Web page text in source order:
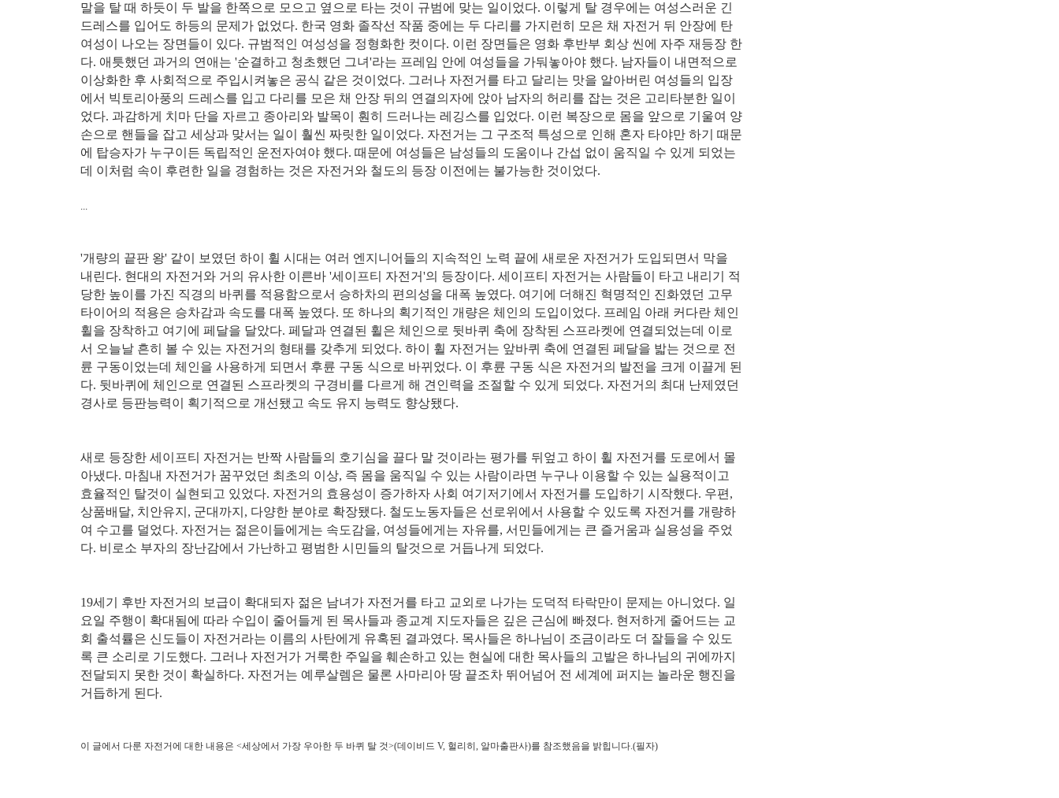
말을 탈 때 하듯이 두 발을 한쪽으로 모으고 옆으로 타는 것이 규범에 맞는 일이었다. 이렇게 탈 경우에는 여성스러운 긴
드레스를 입어도 하등의 문제가 없었다. 한국 영화 졸작선 작품 중에는 두 다리를 가지런히 모은 채 자전거 뒤 안장에 탄
여성이 나오는 장면들이 있다. 규범적인 여성성을 정형화한 컷이다. 이런 장면들은 영화 후반부 회상 씬에 자주 재등장 한
다. 애틋했던 과거의 연애는 '순결하고 청초했던 그녀'라는 프레임 안에 여성들을 가둬놓아야 했다. 남자들이 내면적으로
이상화한 후 사회적으로 주입시켜놓은 공식 같은 것이었다. 그러나 자전거를 타고 달리는 맛을 알아버린 여성들의 입장
에서 빅토리아풍의 드레스를 입고 다리를 모은 채 안장 뒤의 연결의자에 앉아 남자의 허리를 잡는 것은 고리타분한 일이
었다. 과감하게 치마 단을 자르고 종아리와 발목이 훤히 드러나는 레깅스를 입었다. 이런 복장으로 몸을 앞으로 기울여 양
손으로 핸들을 잡고 세상과 맞서는 일이 훨씬 짜릿한 일이었다. 자전거는 그 구조적 특성으로 인해 혼자 타야만 하기 때문
에 탑승자가 누구이든 독립적인 운전자여야 했다. 때문에 여성들은 남성들의 도움이나 간섭 없이 움직일 수 있게 되었는
데 이처럼 속이 후련한 일을 경험하는 것은 자전거와 철도의 등장 이전에는 불가능한 것이었다.
...
'개량의 끝판 왕' 같이 보였던 하이 휠 시대는 여러 엔지니어들의 지속적인 노력 끝에 새로운 자전거가 도입되면서 막을
내린다. 현대의 자전거와 거의 유사한 이른바 '세이프티 자전거'의 등장이다. 세이프티 자전거는 사람들이 타고 내리기 적
당한 높이를 가진 직경의 바퀴를 적용함으로서 승하차의 편의성을 대폭 높였다. 여기에 더해진 혁명적인 진화였던 고무
타이어의 적용은 승차감과 속도를 대폭 높였다. 또 하나의 획기적인 개량은 체인의 도입이었다. 프레임 아래 커다란 체인
휠을 장착하고 여기에 페달을 달았다. 페달과 연결된 휠은 체인으로 뒷바퀴 축에 장착된 스프라켓에 연결되었는데 이로
서 오늘날 흔히 볼 수 있는 자전거의 형태를 갖추게 되었다. 하이 휠 자전거는 앞바퀴 축에 연결된 페달을 밟는 것으로 전
륜 구동이었는데 체인을 사용하게 되면서 후륜 구동 식으로 바뀌었다. 이 후륜 구동 식은 자전거의 발전을 크게 이끌게 된
다. 뒷바퀴에 체인으로 연결된 스프라켓의 구경비를 다르게 해 견인력을 조절할 수 있게 되었다. 자전거의 최대 난제였던
경사로 등판능력이 획기적으로 개선됐고 속도 유지 능력도 향상됐다.
새로 등장한 세이프티 자전거는 반짝 사람들의 호기심을 끌다 말 것이라는 평가를 뒤엎고 하이 휠 자전거를 도로에서 몰
아냈다. 마침내 자전거가 꿈꾸었던 최초의 이상, 즉 몸을 움직일 수 있는 사람이라면 누구나 이용할 수 있는 실용적이고
효율적인 탈것이 실현되고 있었다. 자전거의 효용성이 증가하자 사회 여기저기에서 자전거를 도입하기 시작했다. 우편,
상품배달, 치안유지, 군대까지, 다양한 분야로 확장됐다. 철도노동자들은 선로위에서 사용할 수 있도록 자전거를 개량하
여 수고를 덜었다. 자전거는 젊은이들에게는 속도감을, 여성들에게는 자유를, 서민들에게는 큰 즐거움과 실용성을 주었
다. 비로소 부자의 장난감에서 가난하고 평범한 시민들의 탈것으로 거듭나게 되었다.
19세기 후반 자전거의 보급이 확대되자 젊은 남녀가 자전거를 타고 교외로 나가는 도덕적 타락만이 문제는 아니었다. 일
요일 주행이 확대됨에 따라 수입이 줄어들게 된 목사들과 종교계 지도자들은 깊은 근심에 빠졌다. 현저하게 줄어드는 교
회 출석률은 신도들이 자전거라는 이름의 사탄에게 유혹된 결과였다. 목사들은 하나님이 조금이라도 더 잘들을 수 있도
록 큰 소리로 기도했다. 그러나 자전거가 거룩한 주일을 훼손하고 있는 현실에 대한 목사들의 고발은 하나님의 귀에까지
전달되지 못한 것이 확실하다. 자전거는 예루살렘은 물론 사마리아 땅 끝조차 뛰어넘어 전 세계에 퍼지는 놀라운 행진을
거듭하게 된다.
이 글에서 다룬 자전거에 대한 내용은 <세상에서 가장 우아한 두 바퀴 탈 것>(데이비드 V, 헐리히, 알마출판사)를 참조했음을 밝힙니다.(필자)